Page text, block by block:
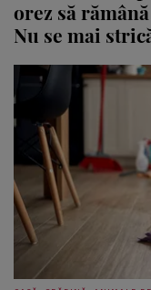
Nu se mai